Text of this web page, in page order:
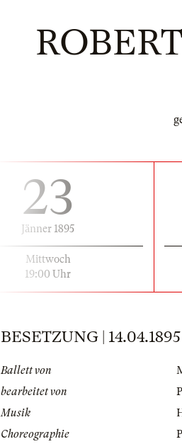
23
Jänner 1895
Mittwoch
19:00 Uhr
BESETZUNG | 14.04.1895
Ballett von
bearbeitet von
Musik
Choreographie